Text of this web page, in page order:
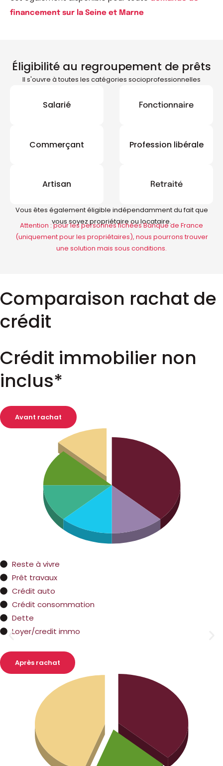
financement sur la Seine et Marne
Éligibilité au regroupement de prêts
Il s'ouvre à toutes les catégories socioprofessionnelles
Salarié Fonctionnaire
Commerçant Profession libérale
Artisan Retraité
Vous êtes également éligible indépendamment du fait que
vous soyez propriétaire ou locataire.
Attention : pour les personnes fichées Banque de France
(uniquement pour les propriétaires), nous pourrons trouver
une solution mais sous conditions.
Comparaison rachat de
crédit
Crédit immobilier non
inclus*
Avant rachat
Reste à vivre
Prêt travaux
Crédit auto
Crédit consommation
Dette
Loyer/credit immo
Après rachat